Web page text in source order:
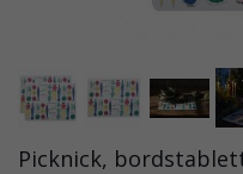
Picknick,